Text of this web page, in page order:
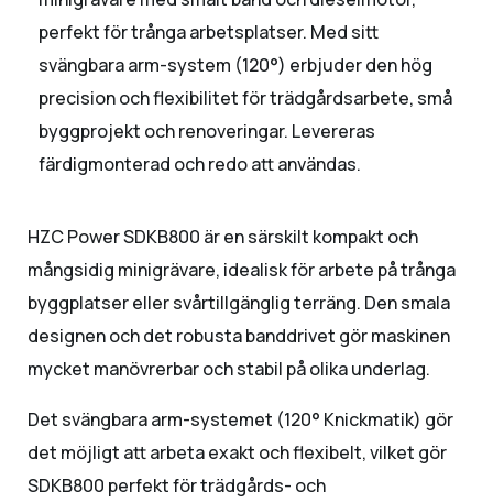
perfekt för trånga arbetsplatser. Med sitt
svängbara arm-system (120°) erbjuder den hög
precision och flexibilitet för trädgårdsarbete, små
byggprojekt och renoveringar. Levereras
färdigmonterad och redo att användas.
HZC Power SDKB800 är en särskilt kompakt och
mångsidig minigrävare, idealisk för arbete på trånga
byggplatser eller svårtillgänglig terräng. Den smala
designen och det robusta banddrivet gör maskinen
mycket manövrerbar och stabil på olika underlag.
Det svängbara arm-systemet (120° Knickmatik) gör
det möjligt att arbeta exakt och flexibelt, vilket gör
SDKB800 perfekt för trädgårds- och